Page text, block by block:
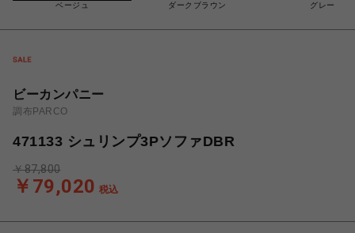
ベージュ ダークブラウン グレー
ビーカンパニー
調布PARCO
471133 シュリンプ3PソファDBR
￥79,020 税込
￥87,800